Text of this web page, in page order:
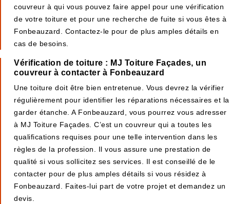
couvreur à qui vous pouvez faire appel pour une vérification
de votre toiture et pour une recherche de fuite si vous êtes à
Fonbeauzard. Contactez-le pour de plus amples détails en
cas de besoins.
Vérification de toiture : MJ Toiture Façades, un
couvreur à contacter à Fonbeauzard
Une toiture doit être bien entretenue. Vous devrez la vérifier
régulièrement pour identifier les réparations nécessaires et la
garder étanche. A Fonbeauzard, vous pourrez vous adresser
à MJ Toiture Façades. C’est un couvreur qui a toutes les
qualifications requises pour une telle intervention dans les
règles de la profession. Il vous assure une prestation de
qualité si vous sollicitez ses services. Il est conseillé de le
contacter pour de plus amples détails si vous résidez à
Fonbeauzard. Faites-lui part de votre projet et demandez un
devis.